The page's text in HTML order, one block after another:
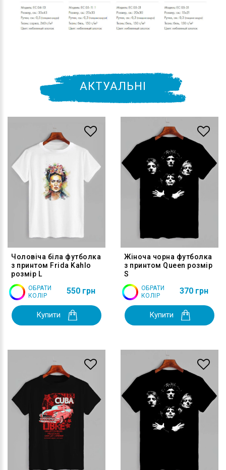
АКТУАЛЬНІ
Чоловіча біла футболка
з принтом Frida Kahlo
розмір L
ОБРАТИ
КОЛІР
550 грн
Купити
Жіноча чорна футболка
з принтом Queen розмір
S
ОБРАТИ
КОЛІР
370 грн
Купити